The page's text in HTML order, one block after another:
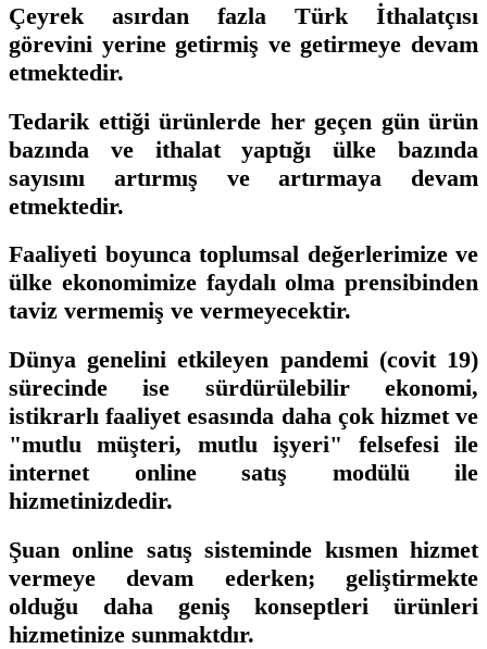
Çeyrek asırdan fazla Türk İthalatçısı
görevini yerine getirmiş ve getirmeye devam
etmektedir.
Tedarik ettiği ürünlerde her geçen gün ürün
bazında ve ithalat yaptığı ülke bazında
sayısını artırmış ve artırmaya devam
etmektedir.
Faaliyeti boyunca toplumsal değerlerimize ve
ülke ekonomimize faydalı olma prensibinden
taviz vermemiş ve vermeyecektir.
Dünya genelini etkileyen pandemi (covit 19)
sürecinde ise sürdürülebilir ekonomi,
istikrarlı faaliyet esasında daha çok hizmet ve
"mutlu müşteri, mutlu işyeri" felsefesi ile
internet online satış modülü ile
hizmetinizdedir.
Şuan online satış sisteminde kısmen hizmet
vermeye devam ederken; geliştirmekte
olduğu daha geniş konseptleri ürünleri
hizmetinize sunmaktdır.